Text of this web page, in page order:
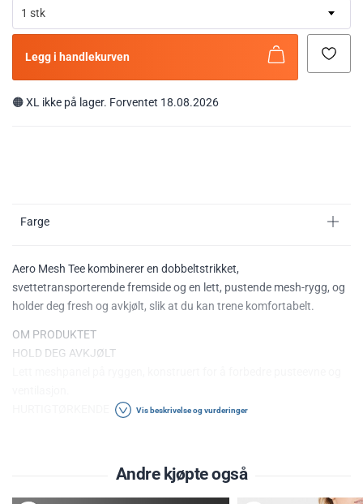
1 stk
Legg i handlekurven
🟠XL ikke på lager. Forventet 18.08.2026
Farge
Aero Mesh Tee kombinerer en dobbeltstrikket,
svettetransporterende fremside og en lett, pustende mesh-rygg, og
holder deg fresh og avkjølt, slik at du kan trene komfortabelt.
OM PRODUKTET
HOLD DEG AVKJØLT
overflaten, noe som gir rask fuktighetshåndtering.
Vis beskrivelse og vurderinger
Andre kjøpte også